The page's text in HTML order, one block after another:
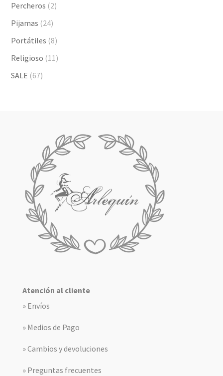
Percheros (2)
Pijamas (24)
Portátiles (8)
Religioso (11)
SALE (67)
Atención al cliente
» Envíos
» Medios de Pago
» Cambios y devoluciones
» Preguntas frecuentes